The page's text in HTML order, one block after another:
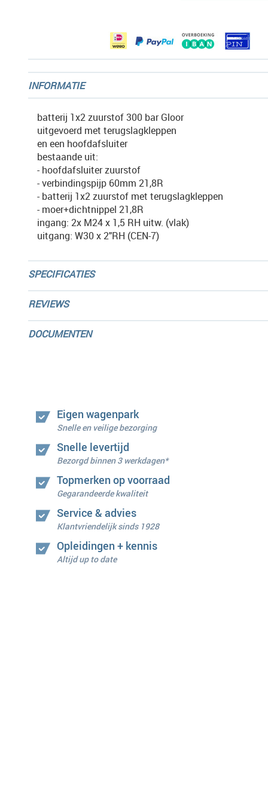
INFORMATIE
batterij 1x2 zuurstof 300 bar Gloor
uitgevoerd met terugslagkleppen
en een hoofdafsluiter
bestaande uit:
- hoofdafsluiter zuurstof
- verbindingspijp 60mm 21,8R
- batterij 1x2 zuurstof met terugslagkleppen
- moer+dichtnippel 21,8R
ingang: 2x M24 x 1,5 RH uitw. (vlak)
uitgang: W30 x 2"RH (CEN-7)
SPECIFICATIES
REVIEWS
DOCUMENTEN
Eigen wagenpark
Snelle en veilige bezorging
Snelle levertijd
Bezorgd binnen 3 werkdagen*
Topmerken op voorraad
Gegarandeerde kwaliteit
Service & advies
Klantvriendelijk sinds 1928
Opleidingen + kennis
Altijd up to date